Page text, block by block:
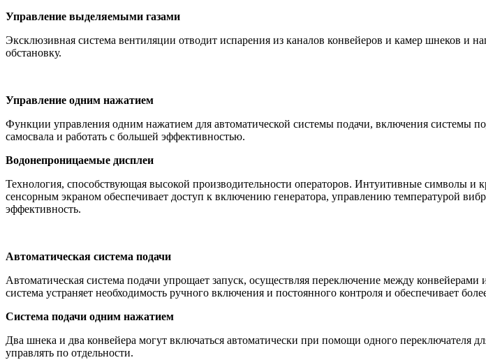
Управление выделяемыми газами
Эксклюзивная система вентиляции отводит испарения из каналов конвейеров и камер шнеков и
обстановку.
Управление одним нажатием
Функции управления одним нажатием для автоматической системы подачи, включения системы
самосвала и работать с большей эффективностью.
Водонепроницаемые дисплеи
Технология, способствующая высокой производительности операторов. Интуитивные символы
сенсорным экраном обеспечивает доступ к включению генератора, управлению температурой
эффективность.
Автоматическая система подачи
Автоматическая система подачи упрощает запуск, осуществляя переключение между
система устраняет необходимость ручного включения и постоянного контроля и обеспечивает
Система подачи одним нажатием
Два шнека и два конвейера могут включаться автоматически при помощи одного
управлять по отдельности.